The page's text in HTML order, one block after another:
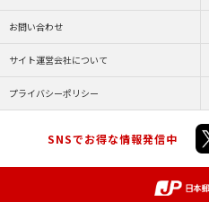
お問い合わせ
サイト運営会社について
プライバシーポリシー
SNSでお得な情報発信中